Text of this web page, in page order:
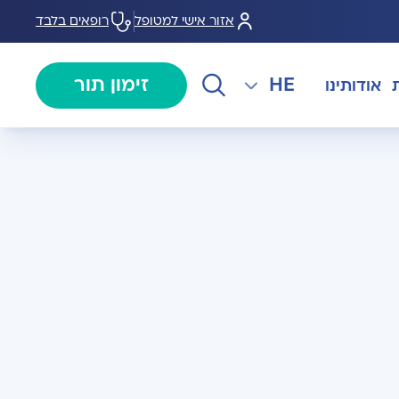
אזור אישי למטופל רופאים בלבד
אודותינו
HE
EN
זימון תור